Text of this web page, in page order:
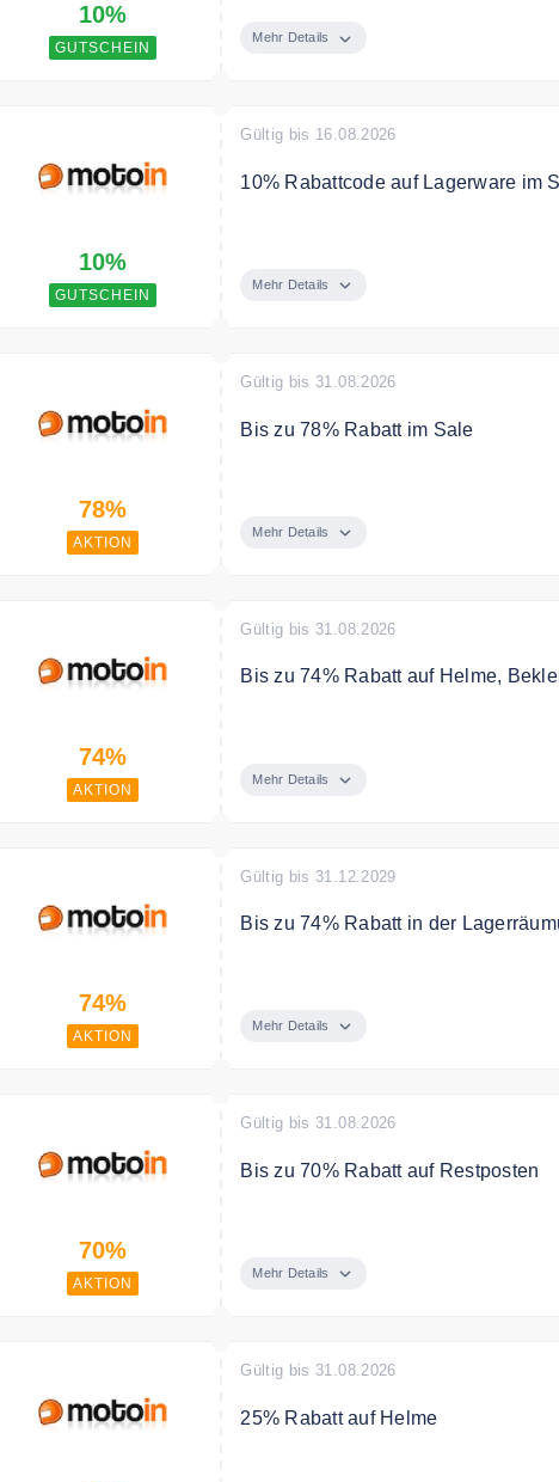
10%
GUTSCHEIN
Mehr Details
10%
GUTSCHEIN
Gültig bis 16.08.2026
10% Rabattcode auf Lagerware im
Mehr Details
78%
AKTION
Gültig bis 31.08.2026
Bis zu 78% Rabatt im Sale
Mehr Details
74%
AKTION
Gültig bis 31.08.2026
Bis zu 74% Rabatt auf Helme,
mehr. Perfekte Gelegenheit, deine
Vorrat reicht! ⚡ Schnapp dir deine
Mehr Details
74%
AKTION
Gültig bis 31.12.2029
Bis zu 74% Rabatt in der
Mehr Details
70%
AKTION
Gültig bis 31.08.2026
Bis zu 70% Rabatt auf Restposten
Mehr Details
Gültig bis 31.08.2026
25% Rabatt auf Helme